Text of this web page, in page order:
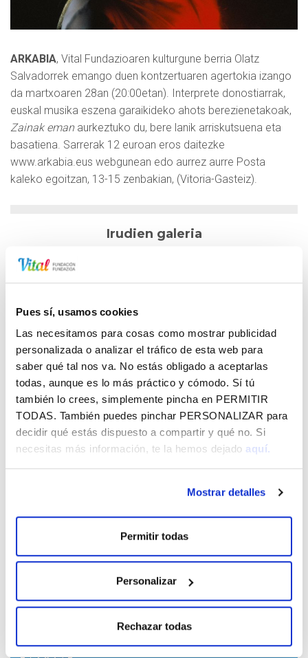
Pues sí, usamos cookies
Las necesitamos para cosas como mostrar publicidad
personalizada o analizar el tráfico de esta web para
saber qué tal nos va. No estás obligado a aceptarlas
todas, aunque es lo más práctico y cómodo. Sí tú
también lo crees, simplemente pincha en PERMITIR
TODAS. También puedes pinchar PERSONALIZAR para
decidir qué estás dispuesto a compartir y qué no. Si
necesitas más información, te la hemos dejado aquí.
Mostrar detalles
Permitir todas
Personalizar
Rechazar todas
ARKABIA, Vital Fundazioaren kulturgune berria Olatz
Salvadorrek emango duen kontzertuaren agertokia izango
da martxoaren 28an (20:00etan). Interprete donostiarrak,
euskal musika eszena garaikideko ahots berezienetakoak,
Zainak eman aurkeztuko du, bere lanik arriskutsuena eta
basatiena. Sarrerak 12 euroan eros daitezke
www.arkabia.eus webgunean edo aurrez aurre Posta
kaleko egoitzan, 13-15 zenbakian, (Vitoria-Gasteiz).
Irudien galeria
PO - ARKABIA OLATZ SALVADOR 61.91 KB
Vital Araban zehar - 2026ko abuztua
Jaibus - 2026ko Andre Maria Zuria eta abuztua
HARPIDETU GOGOKOEN DUZUN VITAL